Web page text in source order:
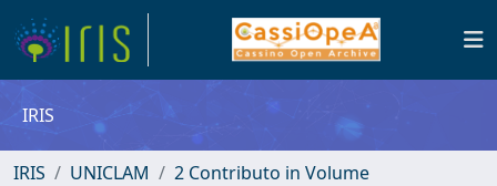
IRIS
IRIS UNICLAM
2 Contributo in Volume